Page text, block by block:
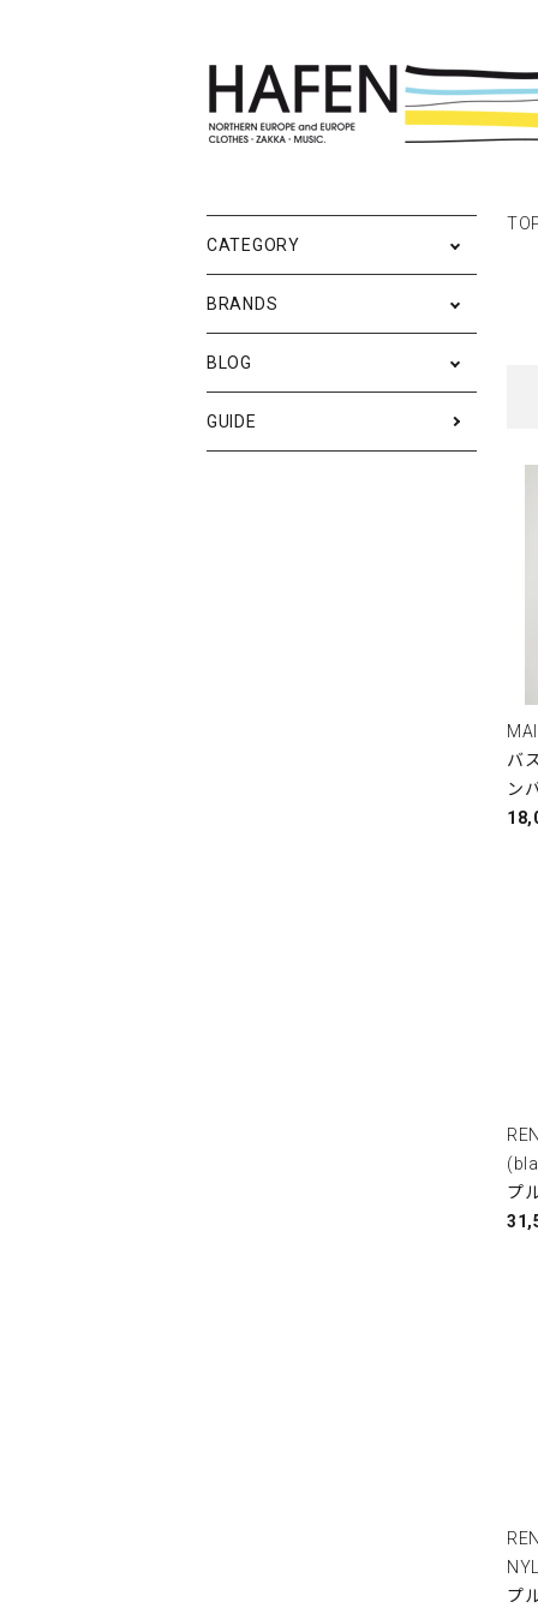
バッグ
メンズファッション
RESTOCK / 再入荷
Event
バ
ン
プ
プ
CATEGORY
BRANDS
BLOG
GUIDE